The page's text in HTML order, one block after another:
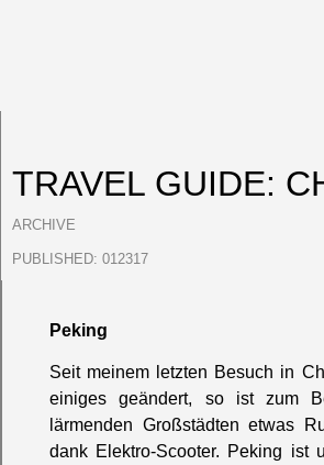
TRAVEL GUIDE:
ARCHIVE
PUBLISHED: 012317
Peking
Seit meinem letzten Besuch in
einiges geändert, so ist zum
lärmenden Großstädten etwas
dank Elektro-Scooter. Peking ist